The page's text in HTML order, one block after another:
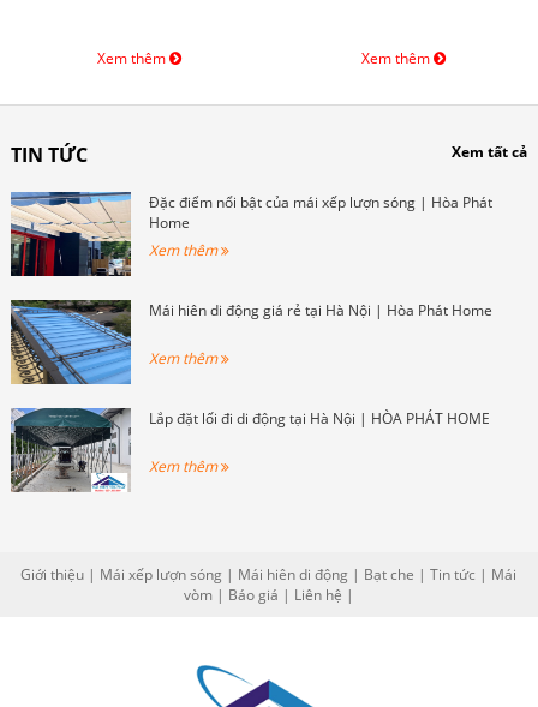
Xem thêm Xem thêm
TIN TỨC Xem tất cả
Đặc điểm nổi bật của mái xếp lượn sóng | Hòa Phát
Home
Xem thêm
Mái hiên di động giá rẻ tại Hà Nội | Hòa Phát Home
Xem thêm
Lắp đặt lối đi di động tại Hà Nội | HÒA PHÁT HOME
Xem thêm
Giới thiệu | Mái xếp lượn sóng | Mái hiên di động | Bạt che |Tin tức | Mái
vòm| Báo giá | Liên hệ |